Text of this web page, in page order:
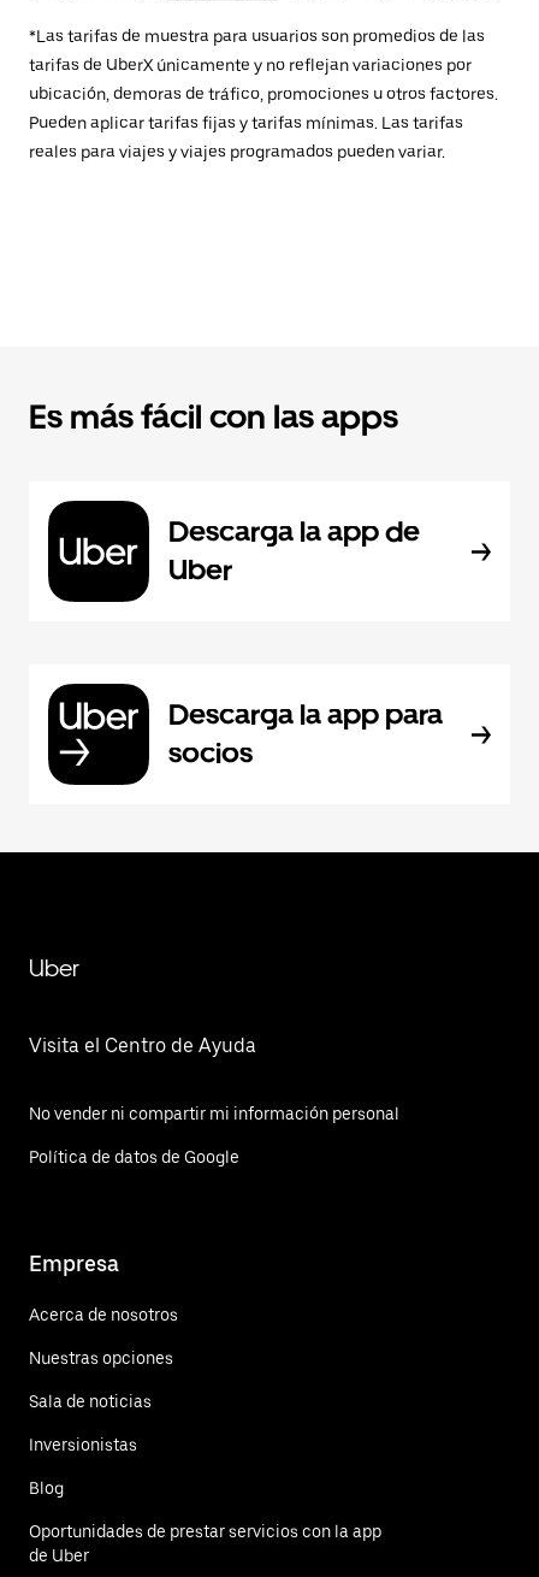
*Las tarifas de muestra para usuarios son promedios de las
tarifas de UberX únicamente y no reflejan variaciones por
ubicación, demoras de tráfico, promociones u otros factores.
Pueden aplicar tarifas fijas y tarifas mínimas. Las tarifas
reales para viajes y viajes programados pueden variar.
Es más fácil con las apps
Descarga la app de
Uber
Descarga la app para
socios
Uber
Visita el Centro de Ayuda
No vender ni compartir mi información personal
Política de datos de Google
Empresa
Acerca de nosotros
Nuestras opciones
Sala de noticias
Inversionistas
Blog
Oportunidades de prestar servicios con la app
de Uber